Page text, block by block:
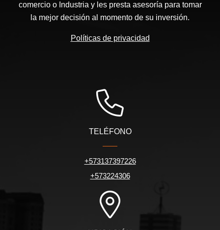
comercio o Industria y les presta asesoría para tomar
la mejor decisión al momento de su inversión.
Políticas de privacidad
TELÉFONO
+573137397226
+573224306